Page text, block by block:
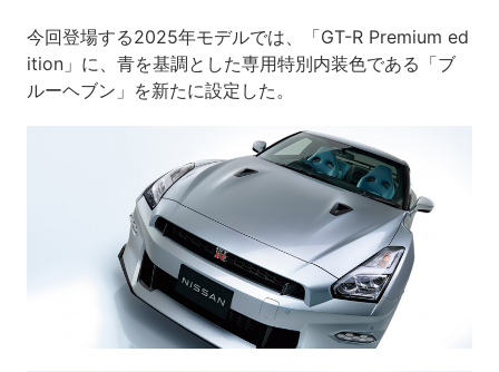
今回登場する2025年モデルでは、「GT-R Premium ed
ition」に、青を基調とした専用特別内装色である「ブ
ルーヘブン」を新たに設定した。